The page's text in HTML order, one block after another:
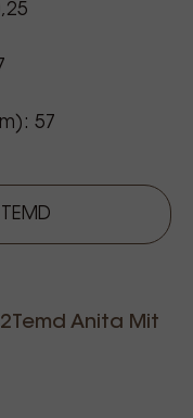
und von der
des
konischen
von
15 bar
57
Anita Mit